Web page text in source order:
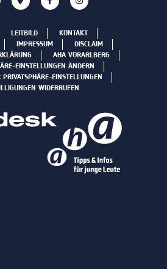
LEITBILD
KONTAKT
IMPRESSUM
DISCLAIM
AHA VORARLBERG
EINSTELLUNGEN ÄNDERN
PRIVATSPHÄRE-EINSTELLUNGEN
WIDERRUFEN